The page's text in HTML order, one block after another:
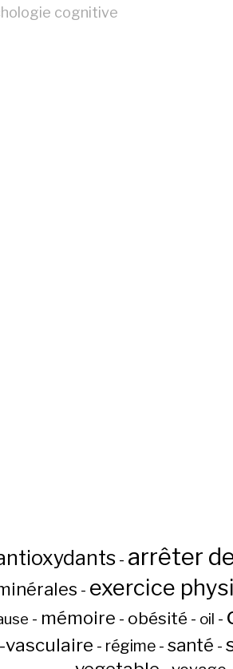
cognitive
- arrêter
- exercice
- mémoire - obésité - oil -
- régime - santé -